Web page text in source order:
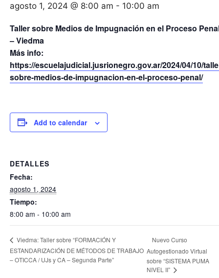
agosto 1, 2024 @ 8:00 am - 10:00 am
Taller sobre Medios de Impugnación en el Proceso
– Viedma
Más info:
https://escuelajudicial.jusrionegro.gov.ar/2024/04/10/
sobre-medios-de-impugnacion-en-el-proceso-penal/
Add to calendar
DETALLES
Fecha:
agosto 1, 2024
Tiempo:
8:00 am - 10:00 am
Viedma: Taller sobre “FORMACIÓN Y
ESTANDARIZACIÓN DE MÉTODOS DE TRABAJO
– OTICCA / UJs y CA – Segunda Parte”
Nuevo Curso
Autogestionado Virtual
sobre “SISTEMA PUMA
NIVEL II”